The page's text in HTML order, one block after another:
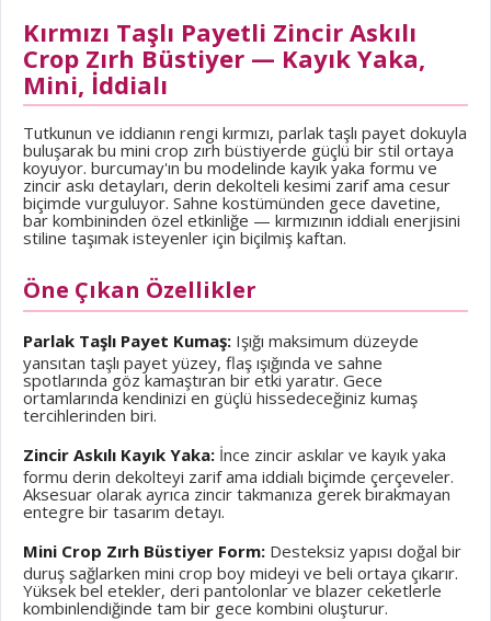
Kırmızı Taşlı Payetli Zincir Askılı
Crop Zırh Büstiyer — Kayık Yaka,
Mini, İddialı
Tutkunun ve iddianın rengi kırmızı, parlak taşlı payet dokuyla
buluşarak bu mini crop zırh büstiyerde güçlü bir stil ortaya
koyuyor. burcumay'ın bu modelinde kayık yaka formu ve
zincir askı detayları, derin dekolteli kesimi zarif ama cesur
biçimde vurguluyor. Sahne kostümünden gece davetine,
bar kombininden özel etkinliğe — kırmızının iddialı enerjisini
stiline taşımak isteyenler için biçilmiş kaftan.
Öne Çıkan Özellikler
Parlak Taşlı Payet Kumaş: Işığı maksimum düzeyde
yansıtan taşlı payet yüzey, flaş ışığında ve sahne
spotlarında göz kamaştıran bir etki yaratır. Gece
ortamlarında kendinizi en güçlü hissedeceğiniz kumaş
tercihlerinden biri.
Zincir Askılı Kayık Yaka: İnce zincir askılar ve kayık yaka
formu derin dekolteyi zarif ama iddialı biçimde çerçeveler.
Aksesuar olarak ayrıca zincir takmanıza gerek bırakmayan
entegre bir tasarım detayı.
Mini Crop Zırh Büstiyer Form: Desteksiz yapısı doğal bir
duruş sağlarken mini crop boy mideyi ve beli ortaya çıkarır.
Yüksek bel etekler, deri pantolonlar ve blazer ceketlerle
kombinlendiğinde tam bir gece kombini oluşturur.